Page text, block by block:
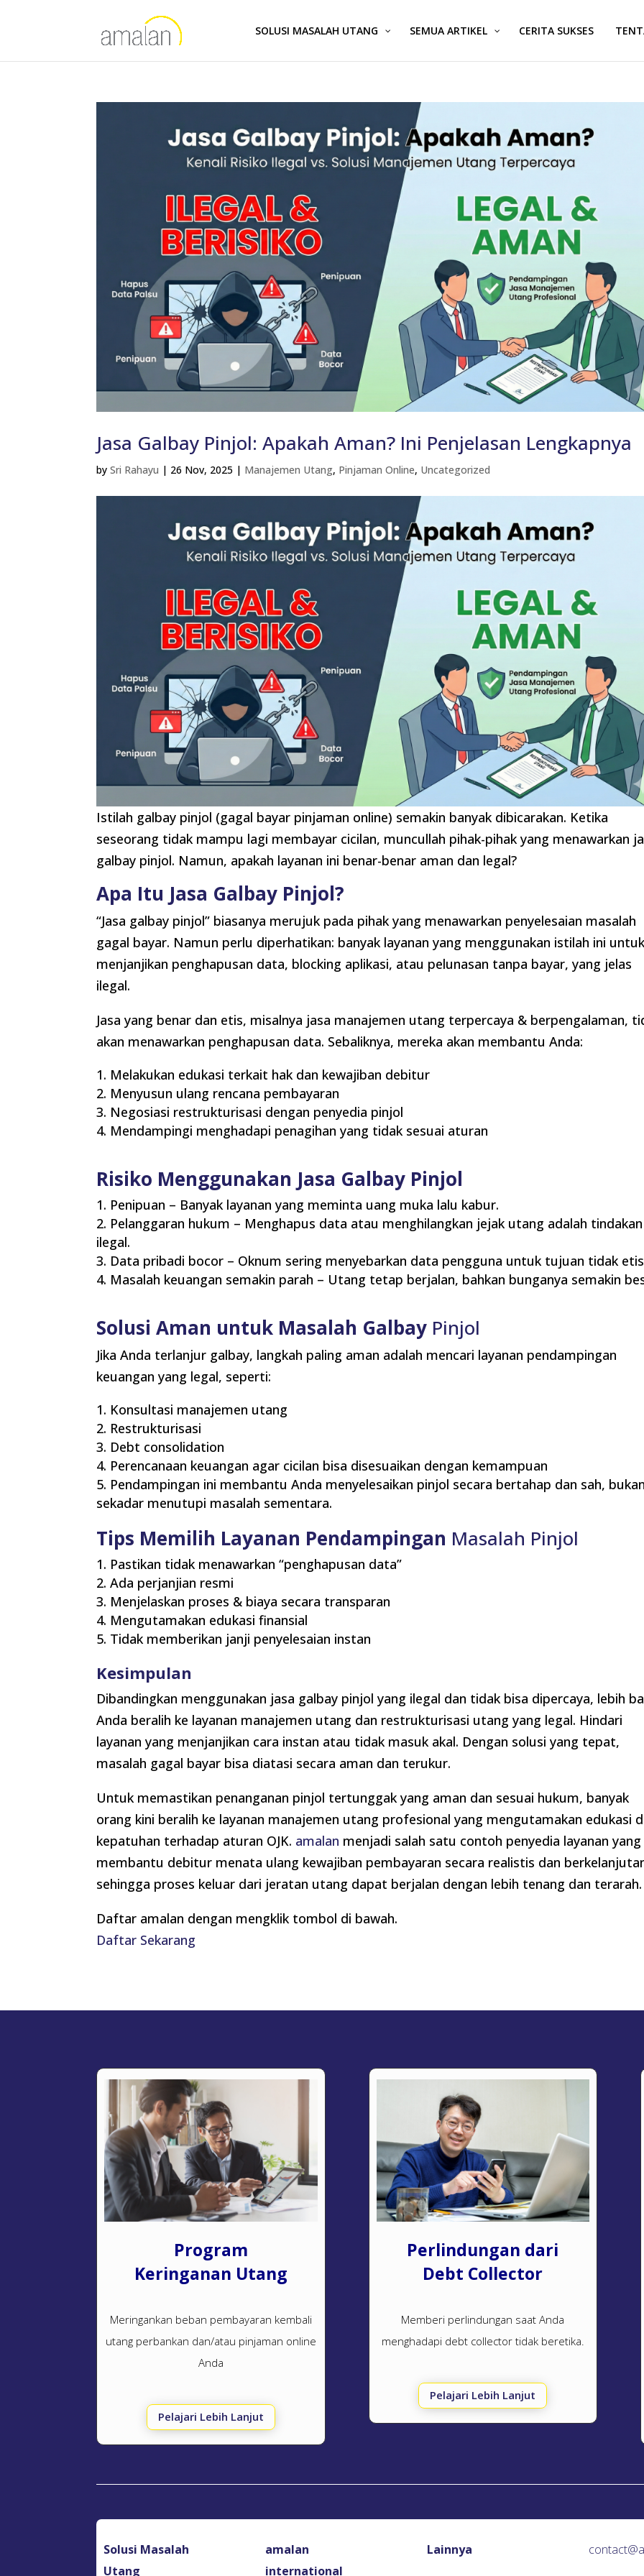
SOLUSI MASALAH UTANG SEMUA ARTIKEL CERITA SUKSES
Jasa Galbay Pinjol: Apakah Aman? Ini Penjelasan Lengkapnya
bySri Rahayu | 26 Nov, 2025 | Manajemen Utang, Pinjaman Online, Uncategorized
Istilah galbay pinjol (gagal bayar pinjaman online) semakin banyak dibicarakan. Ketika
seseorang tidak mampu lagi membayar cicilan, muncullah pihak-pihak yang menawarkan
galbay pinjol. Namun, apakah layanan ini benar-benar aman dan legal?
Apa Itu Jasa Galbay Pinjol?
“Jasa galbay pinjol” biasanya merujuk pada pihak yang menawarkan penyelesaian masalah
gagal bayar. Namun perlu diperhatikan: banyak layanan yang menggunakan istilah ini
menjanjikan penghapusan data, blocking aplikasi, atau pelunasan tanpa bayar, yang jelas
ilegal.
Jasa yang benar dan etis, misalnya jasa manajemen utang terpercaya & berpengalaman,
akan menawarkan penghapusan data. Sebaliknya, mereka akan membantu Anda:
Melakukan edukasi terkait hak dan kewajiban debitur
Menyusun ulang rencana pembayaran
Negosiasi restrukturisasi dengan penyedia pinjol
Mendampingi menghadapi penagihan yang tidak sesuai aturan
Risiko Menggunakan Jasa Galbay Pinjol
Penipuan – Banyak layanan yang meminta uang muka lalu kabur.
Pelanggaran hukum – Menghapus data atau menghilangkan jejak utang adalah tindakan
ilegal.
Data pribadi bocor – Oknum sering menyebarkan data pengguna untuk tujuan tidak etis
Masalah keuangan semakin parah – Utang tetap berjalan, bahkan bunganya semakin
Solusi Aman untuk Masalah Galbay Pinjol
Jika Anda terlanjur galbay, langkah paling aman adalah mencari layanan pendampingan
keuangan yang legal, seperti:
Konsultasi manajemen utang
Restrukturisasi
Debt consolidation
Perencanaan keuangan agar cicilan bisa disesuaikan dengan kemampuan
Pendampingan ini membantu Anda menyelesaikan pinjol secara bertahap dan sah,
sekadar menutupi masalah sementara.
Tips Memilih Layanan Pendampingan Masalah Pinjol
Pastikan tidak menawarkan “penghapusan data”
Ada perjanjian resmi
Menjelaskan proses & biaya secara transparan
Mengutamakan edukasi finansial
Tidak memberikan janji penyelesaian instan
Kesimpulan
Dibandingkan menggunakan jasa galbay pinjol yang ilegal dan tidak bisa dipercaya, lebih
Anda beralih ke layanan manajemen utang dan restrukturisasi utang yang legal. Hindari
layanan yang menjanjikan cara instan atau tidak masuk akal. Dengan solusi yang tepat,
masalah gagal bayar bisa diatasi secara aman dan terukur.
Untuk memastikan penanganan pinjol tertunggak yang aman dan sesuai hukum, banyak
orang kini beralih ke layanan manajemen utang profesional yang mengutamakan edukasi
kepatuhan terhadap aturan OJK. amalan menjadi salah satu contoh penyedia layanan yang
membantu debitur menata ulang kewajiban pembayaran secara realistis dan
sehingga proses keluar dari jeratan utang dapat berjalan dengan lebih tenang dan terarah.
Daftar amalan dengan mengklik tombol di bawah.
Daftar Sekarang
Program
Keringanan Utang
Meringankan beban pembayaran kembali
utang perbankan dan/atau pinjaman online
Anda
Pelajari Lebih Lanjut
Perlindungan dari
Debt Collector
Memberi perlindungan saat Anda
menghadapi debt collector tidak beretika.
Pelajari Lebih Lanjut
Solusi Masalah
Utang
amalan
international
Lainnya